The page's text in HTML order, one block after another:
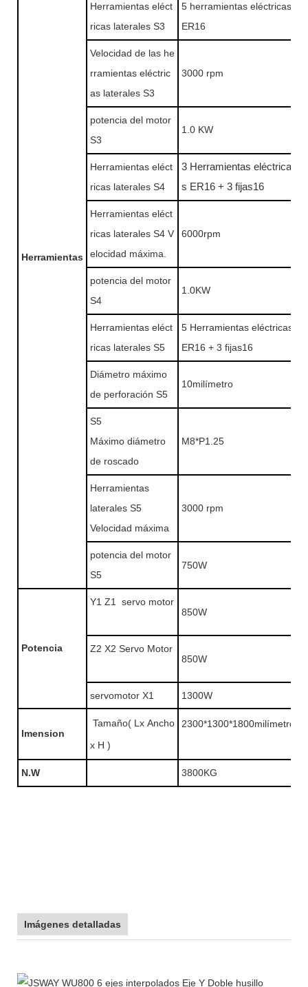
Herramientas
Herramientas eléct
ricas laterales S3
5 herramientas eléctricas
ER16
Velocidad de las he
rramientas eléctric
as laterales S3
3000 rpm
potencia del motor
S3
1.0 KW
Herramientas eléct
ricas laterales S4
3 Herramientas eléctrica
s ER16 + 3 fijas16
Herramientas eléct
ricas laterales S4 V
elocidad máxima.
6000rpm
potencia del motor
S4
1.0KW
Herramientas eléct
ricas laterales S5
5 Herramientas eléctricas
ER16 + 3 fijas16
Diámetro máximo
de perforación S5
10milímetro
S5
Máximo diámetro
de roscado
M8*P1.25
Herramientas
laterales S5
Velocidad máxima
3000 rpm
potencia del motor
S5
750W
Potencia
Y1 Z1 servo motor
850W
Z2 X2 Servo Motor
850W
servomotor X1 1300W
Imension
Tamaño( Lx Ancho
x H )
2300*1300*1800milímetro
N.W 3800KG
Imágenes detalladas